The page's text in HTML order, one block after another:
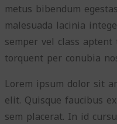
metus bibendum
malesuada lacinia
semper vel class
torquent per conubia
Lorem ipsum dolor sit
elit. Quisque faucibus
sem placerat. In id